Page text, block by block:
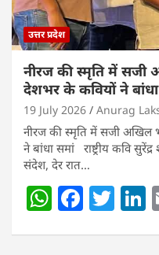
उत्तर प्रदेश
नीरज की स्मृति में सजी
देशभर के कवियों ने
19 July 2026 Anurag
नीरज की स्मृति में सजी अखिल
ने बांधा समां राष्ट्रीय कवि
संदेश, देर रात…
W F T